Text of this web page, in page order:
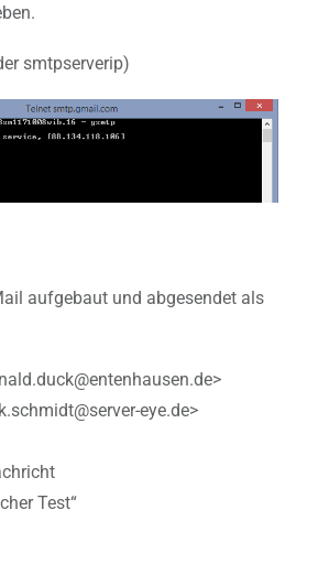
smtpserverip)
aufgebaut und abgesendet als
eye.de>
Test“